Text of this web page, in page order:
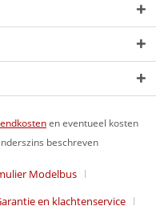
en eventueel kosten
beschreven
Modelbus
en klachtenservice